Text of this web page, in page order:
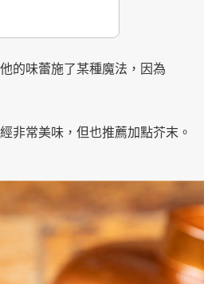
的味蕾施了某種魔法，因為
非常美味，但也推薦加點芥末。